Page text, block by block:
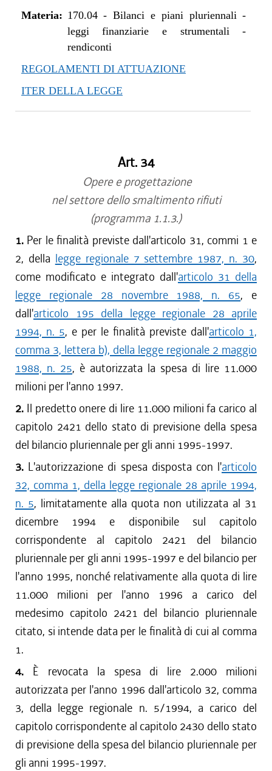
Materia: 170.04-Bilanci e piani pluriennali -
leggi finanziarie e strumentali -
rendiconti
REGOLAMENTI DI ATTUAZIONE
ITER DELLA LEGGE
Art. 34
Opere e progettazione
nel settore dello smaltimento rifiuti
(programma 1.1.3.)
1. Per le finalità previste dall'articolo 31, commi 1 e
2, della legge regionale 7 settembre 1987, n. 30,
come modificato e integrato dall'articolo 31 della
legge regionale 28 novembre 1988, n. 65, e
dall'articolo 195 della legge regionale 28 aprile
1994, n. 5, e per le finalità previste dall'articolo 1,
comma 3, lettera b), della legge regionale 2 maggio
1988, n. 25, è autorizzata la spesa di lire 11.000
milioni per l'anno 1997.
2. Il predetto onere di lire 11.000 milioni fa carico al
capitolo 2421 dello stato di previsione della spesa
del bilancio pluriennale per gli anni 1995-1997.
3. L'autorizzazione di spesa disposta con l'articolo
32, comma 1, della legge regionale 28 aprile 1994,
n. 5, limitatamente alla quota non utilizzata al 31
dicembre 1994 e disponibile sul capitolo
corrispondente al capitolo 2421 del bilancio
pluriennale per gli anni 1995-1997 e del bilancio per
l'anno 1995, nonché relativamente alla quota di lire
11.000 milioni per l'anno 1996 a carico del
medesimo capitolo 2421 del bilancio pluriennale
citato, si intende data per le finalità di cui al comma
1.
4. È revocata la spesa di lire 2.000 milioni
autorizzata per l'anno 1996 dall'articolo 32, comma
3, della legge regionale n. 5/1994, a carico del
capitolo corrispondente al capitolo 2430 dello stato
di previsione della spesa del bilancio pluriennale per
gli anni 1995-1997.